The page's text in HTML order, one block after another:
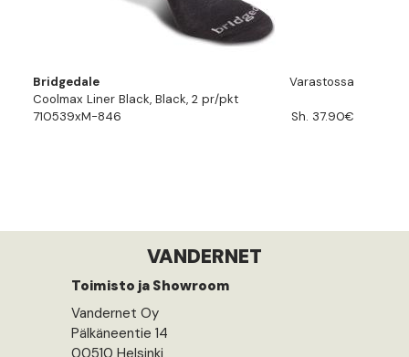
Bridgedale
Varastossa
Coolmax Liner Black, Black, 2 pr/pkt
710539xM-846
Sh. 37.90€
VANDERNET
Toimisto ja Showroom
Vandernet Oy
Pälkäneentie 14